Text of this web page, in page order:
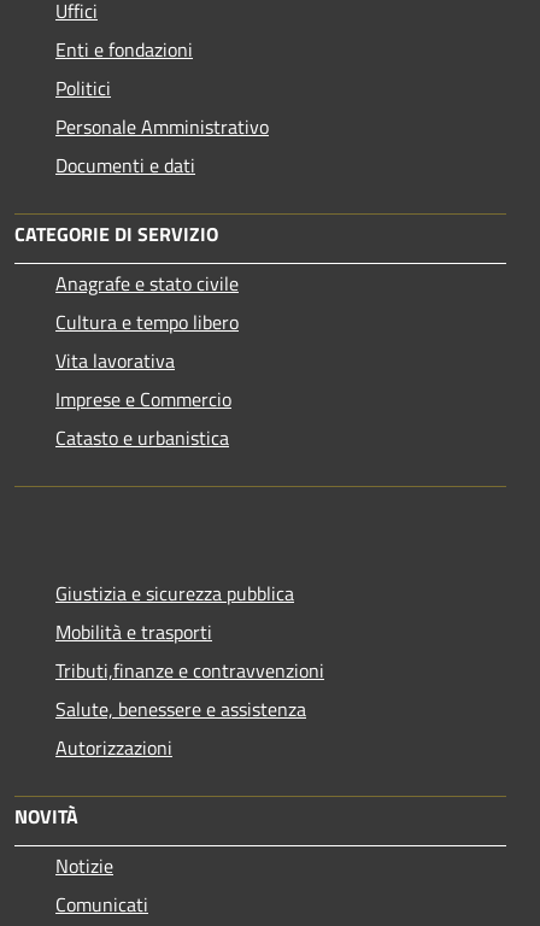
Uffici
Enti e fondazioni
Politici
Personale Amministrativo
Documenti e dati
CATEGORIE DI SERVIZIO
Anagrafe e stato civile
Cultura e tempo libero
Vita lavorativa
Imprese e Commercio
Catasto e urbanistica
Giustizia e sicurezza pubblica
Mobilità e trasporti
Tributi,finanze e contravvenzioni
Salute, benessere e assistenza
Autorizzazioni
NOVITÀ
Notizie
Comunicati